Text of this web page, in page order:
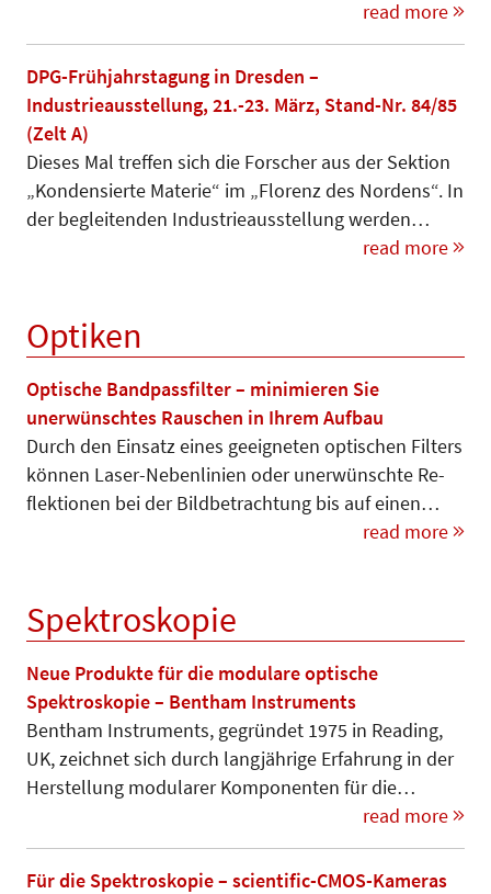
read more
DPG-Frühjahrstagung in Dresden –
Industrieausstellung, 21.-23. März, Stand-Nr. 84/85
(Zelt A)
Dieses Mal treffen sich die Forscher aus der Sektion
„Kondensierte Materie“ im „Florenz des Nordens“. In
der begleitenden Industrieausstellung werden…
read more
Optiken
Optische Bandpassfilter – minimieren Sie
unerwünschtes Rauschen in Ihrem Aufbau
Durch den Einsatz eines geeigneten optischen Filters
können Laser-Ne­ben­linien oder unerwünschte Re­
flek­tionen bei der Bildbetrachtung bis auf einen…
read more
Spektroskopie
Neue Produkte für die modulare optische
Spektroskopie – Bentham Instruments
Bentham Instruments, gegründet 1975 in Reading,
UK, zeichnet sich durch langjährige Erfahrung in der
Herstel­lung modularer Kom­po­nenten für die…
read more
Für die Spektroskopie – scientific-CMOS-Kameras